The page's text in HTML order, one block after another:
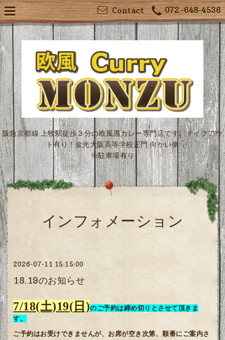
072 -648-4536
Contact
阪急京都線 上牧駅徒歩３分の欧風黒カレー専門店です。テイクアウ
ト有り！金光大阪高等学校正門 向かい側
※駐車場有り
インフォメーション
2026-07-11 15:15:00
18.19のお知らせ
7/18(土)19(日)のご予約は締め切りとさせて頂きま
す。
ご予約はお受けできませんが、お席が空き次第、順番にご案内さ